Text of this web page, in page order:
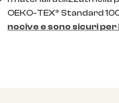
OEKO-TEX® Standard
nocive e sono sicuri